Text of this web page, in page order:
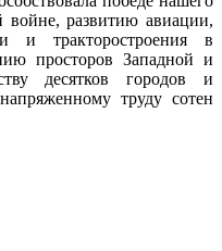
войне, развитию авиации,
и тракторостроения в
просторов Западной и
десятков городов и
труду сотен